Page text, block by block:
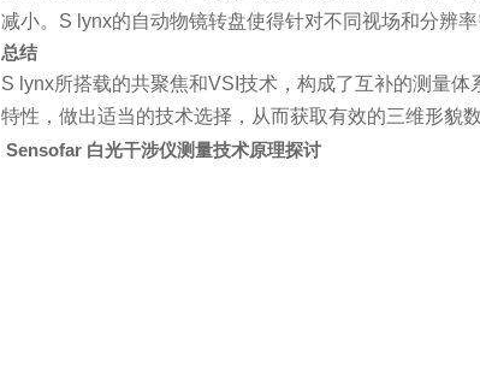
减小。S lynx的自动物镜转盘使得针对不同视场和分辨率
总结
S lynx所搭载的共聚焦和VSI技术，构成了互补的测量
特性，做出适当的技术选择，从而获取有效的三维形貌数
Sensofar 白光干涉仪测量技术原理探讨